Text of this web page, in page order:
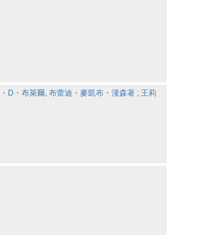
D・布萊爾, 布蕾迪・麥凱布・漢森著 ; 王莉